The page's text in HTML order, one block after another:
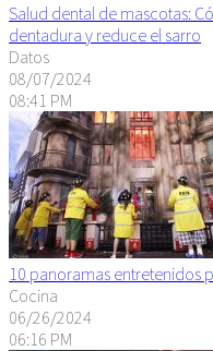
Salud dental de mascotas:
dentadura y reduce el sarro
Datos
08/07/2024
08:41 PM
10 panoramas entretenidos
Cocina
06/26/2024
06:16 PM